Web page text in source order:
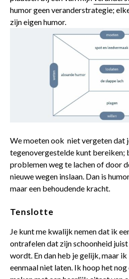
humor geen veranderstrategie;
zijn eigen humor.
We moeten ook niet vergeten dat
tegenovergestelde kunt
problemen weg te lachen of door
nieuwe wegen inslaan. Dan is
maar een behoudende kracht.
Tenslotte
Je kunt me kwalijk nemen dat ik
ontrafelen dat zijn schoonheid
wordt. En dan heb je gelijk, maar
eenmaal niet laten. Ik hoop het